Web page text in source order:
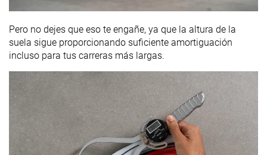
Pero no dejes que eso te engañe, ya que la altura de la
suela sigue proporcionando suficiente amortiguación
incluso para tus carreras más largas.